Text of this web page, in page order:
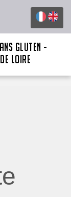
GLUTEN -
LOIRE